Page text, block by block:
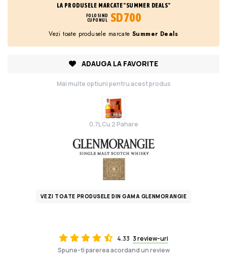
4.33 3 review-uri
Spune-ti parerea acordand un review
LA PRODUSELE MARCATE "SUMMER DEALS"
FOLOSIND
CUPONUL
SD700
Vezi toate produsele marcate Summer Deals
ADAUGA LA FAVORITE
Mai multe optiuni pentru acest produs
0.7L Cu 2 Pahare
VEZI TOATE PRODUSELE DIN GAMA GLENMORANGIE